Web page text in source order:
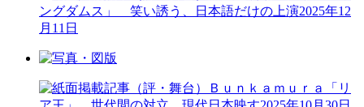
ングダムス」 笑い誘う、日本語だけの上演2025年12
月11日
（評・舞台）Ｂｕｎｋａｍｕｒａ「リ